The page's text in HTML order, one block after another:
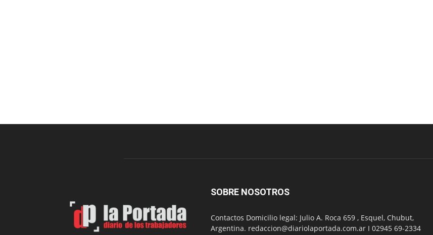
SOBRE NOSOTROS
Contactos Domicilio legal: Julio A. Roca 659 , Esquel, Chubut,
Argentina. redaccion@diariolaportada.com.ar I 02945 69-2334